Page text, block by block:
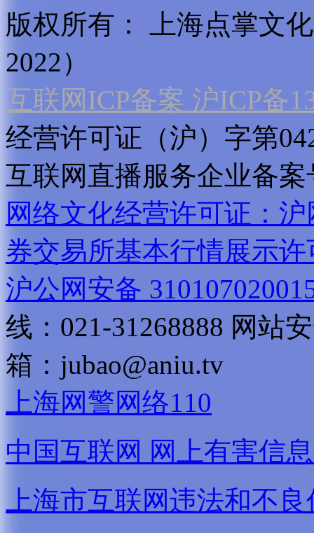
版权所有：
上海点掌文
2022）
互联网ICP备案 沪ICP备
经营许可证（沪）字第
互联网直播服务企业备案
网络文化经营许可证：
券交易所基本行情展示许
沪公网安备
线：021-31268888 网站
箱： jubao@aniu.tv
上海网警网络110
中国互联网 网上有害信
上海市互联网违法和不